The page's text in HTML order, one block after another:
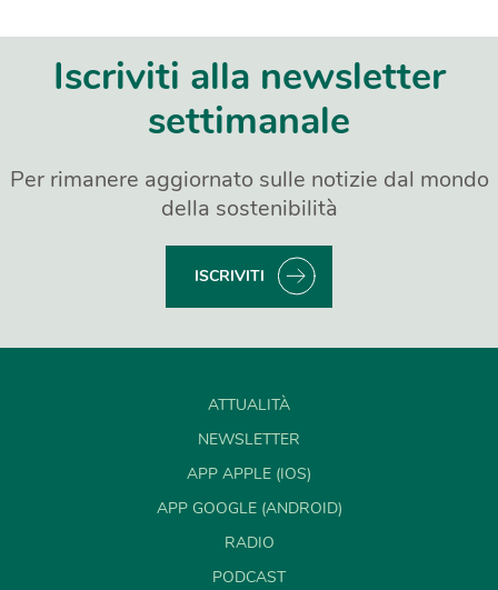
Iscriviti alla newsletter
settimanale
Per rimanere aggiornato sulle notizie dal mondo
della sostenibilità
ISCRIVITI
ATTUALITÀ
NEWSLETTER
APP APPLE (IOS)
APP GOOGLE (ANDROID)
RADIO
PODCAST